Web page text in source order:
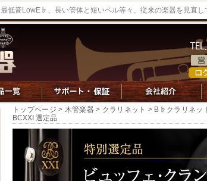
最低音LowE♭、長い管体と短いベル等々、従来の楽器を見直し
トップページ > 木管楽器 > クラリネット > B♭クラリネッ
BCXXI 選定品